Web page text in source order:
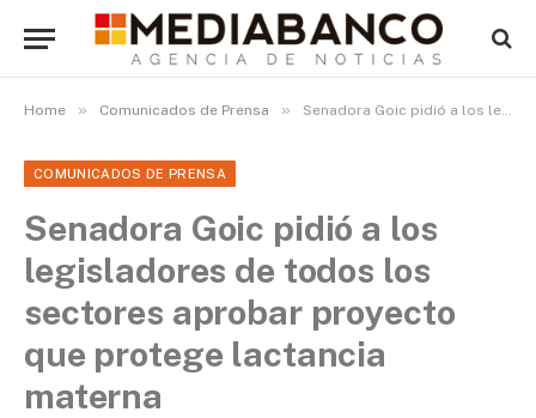
Home » Comunicados de Prensa » Senadora Goic pidió a los legisladores de todos los sectores aprobar proyecto que protege lactancia materna
COMUNICADOS DE PRENSA
Senadora Goic pidió a los
legisladores de todos los
sectores aprobar proyecto
que protege lactancia
materna